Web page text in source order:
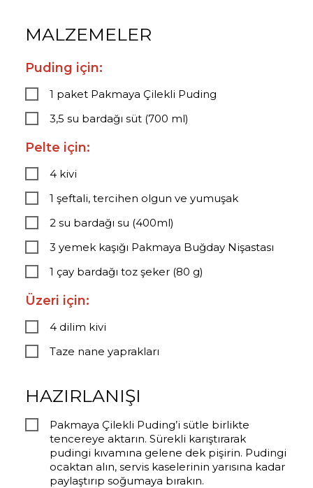
MALZEMELER
Puding için:
1 paket Pakmaya Çilekli Puding
3,5 su bardağı süt (700 ml)
Pelte için:
4 kivi
1 şeftali, tercihen olgun ve yumuşak
2 su bardağı su (400ml)
3 yemek kaşığı Pakmaya Buğday Nişastası
1 çay bardağı toz şeker (80 g)
Üzeri için:
4 dilim kivi
Taze nane yaprakları
HAZIRLANIŞI
Pakmaya Çilekli Puding’i sütle birlikte
tencereye aktarın. Sürekli karıştırarak
pudingi kıvamına gelene dek pişirin. Pudingi
ocaktan alın, servis kaselerinin yarısına kadar
paylaştırıp soğumaya bırakın.